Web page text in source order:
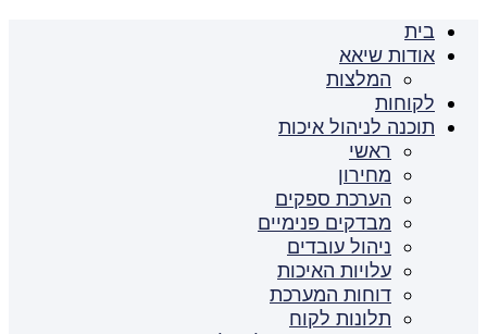
בית
אודות שיאא
המלצות
לקוחות
תוכנה לניהול איכות
ראשי
מחירון
הערכת ספקים
מבדקים פנימיים
ניהול עובדים
עלויות האיכות
דוחות המערכת
תלונות לקוח